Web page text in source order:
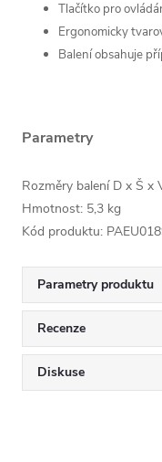
Tlačítko pro
Ergonomicky
Balení obsahuje
Parametry
Rozměry balení D x Š x
Hmotnost: 5,3 kg
Kód produktu:
Parametry produktu
Recenze
Diskuse